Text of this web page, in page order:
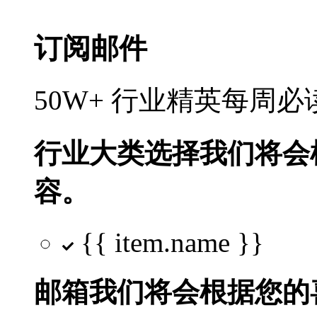
订阅邮件
50W+ 行业精英每周
行业大类选择我们将
容。
{{ item.name }}
邮箱我们将会根据您